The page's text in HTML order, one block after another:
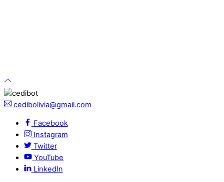
cedibolivia@gmail.com
Facebook
Instagram
Twitter
YouTube
LinkedIn